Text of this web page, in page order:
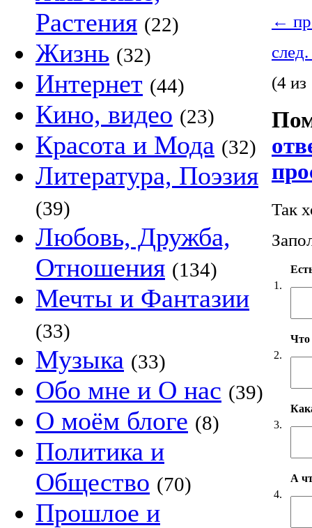
Растения (22)
Жизнь (32)
Интернет (44)
Кино, видео (23)
Красота и Мода (32)
Литература, Поэзия
(39)
Любовь, Дружба,
Отношения (134)
Мечты и Фантазии
(33)
Музыка (33)
Обо мне и О нас (39)
О моём блоге (8)
Политика и
Общество (70)
Прошлое и
←
(4 из
Так
1.
2.
Что
3.
4.
А